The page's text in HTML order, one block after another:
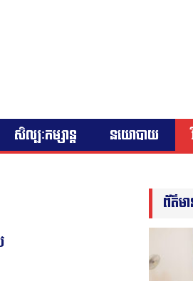
សិល្បៈកម្សាន្ត នយោបាយ
ព័ត៌មា